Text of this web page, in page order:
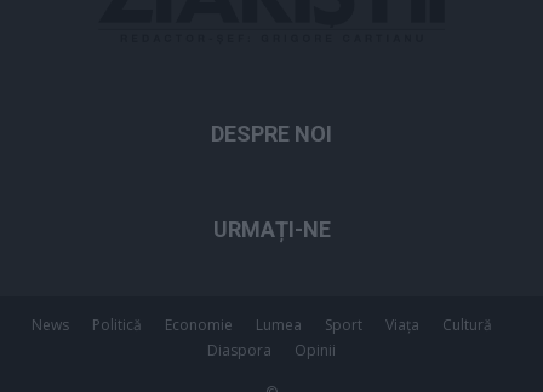
DESPRE NOI
URMAȚI-NE
News Politică Economie Lumea Sport Viața
Cultură
Diaspora
Opinii